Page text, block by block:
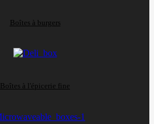
Boîtes à burgers
Boîtes à l'épicerie fine